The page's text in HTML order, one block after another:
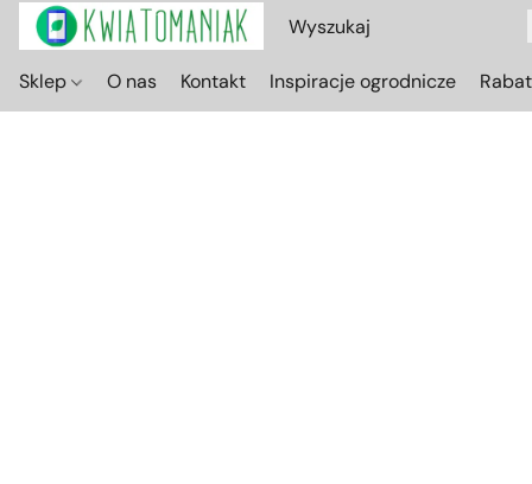
Sklep O nas Kontakt Inspiracje ogrodnicze